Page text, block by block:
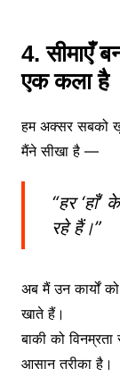
4. सीमाएँ
एक कला है
हम अक्सर सबको
मैंने सीखा है —
“हर
रहे हैं।”
अब मैं उन कार्यों
खाते हैं।
बाकी को
आसान तरीका है।